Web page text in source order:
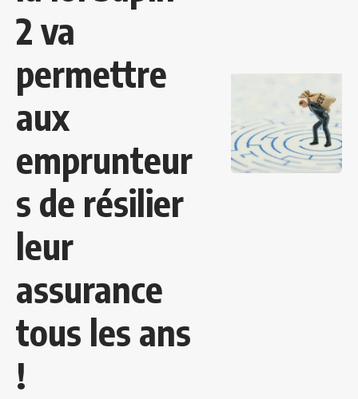
2 va
permettre
aux
emprunteur
s de résilier
leur
assurance
tous les ans
!